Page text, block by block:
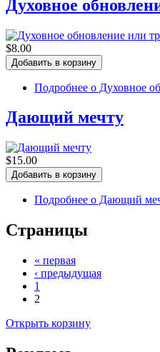
Духовное
$8.00
Подробнее о Духовное
Дающий мечту
$15.00
Подробнее о Дающий
Страницы
« первая
‹ предыдущая
1
2
Открыть корзину